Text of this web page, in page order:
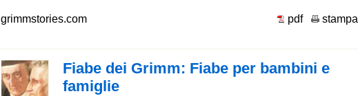
grimmstories.com pdf stampa
Fiabe dei Grimm: Fiabe per bambini e
famiglie